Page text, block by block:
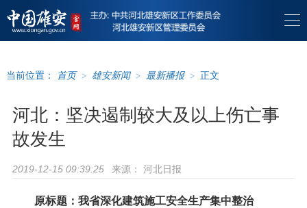
当前位置： 首页 > 雄安新闻 > 最新播报 > 正文
河北：坚决遏制较大及以上伤亡事
故发生
2019-12-15 09:39:25 来源： 河北日报
原标题：我省深化建筑施工安全生产集中整治